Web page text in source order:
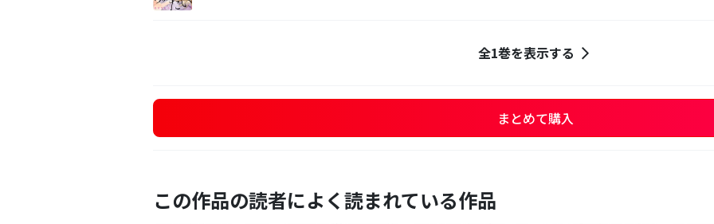
全1巻を表示する
まとめて購入
この作品の読者によく読まれている作品